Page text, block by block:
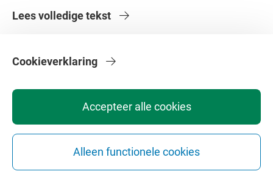
Lees volledige tekst
Accepteer alle cookies
Alleen functionele cookies
Cookieverklaring
Contact en route
Faculteiten